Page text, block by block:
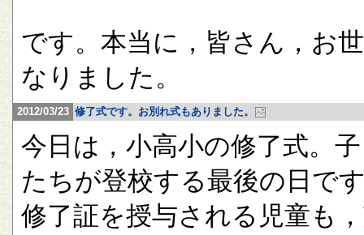
です。本当に，皆さん，お
なりました。
2012/03/23 修了式です。お別れ式もありました。
今日は，小高小の修了式。
たちが登校する最後の日で
修了証を授与される児童も